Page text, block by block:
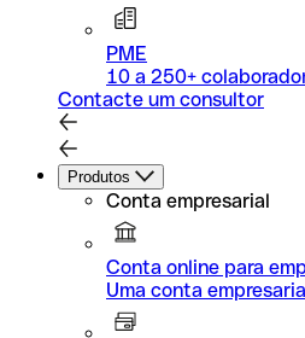
PME
10 a 250+
Contacte um consultor
Produtos
Conta empresarial
Conta online para
Uma conta